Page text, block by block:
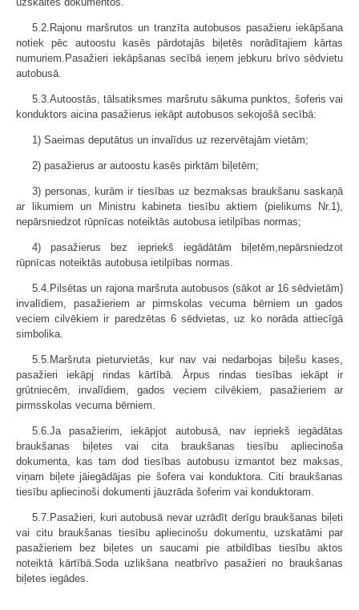
5.2.Rajonu maršrutos un tranzīta autobusos pasažieru iekāpšana
notiek pēc autoostu kasēs pārdotajās biļetēs norādītajiem kārtas
numuriem.Pasažieri iekāpšanas secībā ieņem jebkuru brīvo sēdvietu
autobusā.
5.3.Autoostās, tālsatiksmes maršrutu sākuma punktos, šoferis vai
konduktors aicina pasažierus iekāpt autobusos sekojošā secībā:
1) Saeimas deputātus un invalīdus uz rezervētajām vietām;
2) pasažierus ar autoostu kasēs pirktām biļetēm;
3) personas, kurām ir tiesības uz bezmaksas braukšanu saskaņā
ar likumiem un Ministru kabineta tiesību aktiem (pielikums Nr.1),
nepārsniedzot rūpnīcas noteiktās autobusa ietilpības normas;
4) pasažierus bez iepriekš iegādātām biļetēm,nepārsniedzot
rūpnīcas noteiktās autobusa ietilpības normas.
5.4.Pilsētas un rajona maršruta autobusos (sākot ar 16 sēdvietām)
invalīdiem, pasažieriem ar pirmskolas vecuma bērniem un gados
veciem cilvēkiem ir paredzētas 6 sēdvietas, uz ko norāda attiecīgā
simbolika.
5.5.Maršruta pieturvietās, kur nav vai nedarbojas biļešu kases,
pasažieri iekāpj rindas kārtībā. Ārpus rindas tiesības iekāpt ir
grūtniecēm, invalīdiem, gados veciem cilvēkiem, pasažieriem ar
pirmsskolas vecuma bērniem.
5.6.Ja pasažierim, iekāpjot autobusā, nav iepriekš iegādātas
braukšanas biļetes vai cita braukšanas tiesību apliecinoša
dokumenta, kas tam dod tiesības autobusu izmantot bez maksas,
viņam biļete jāiegādājas pie šofera vai konduktora. Citi braukšanas
tiesību apliecinoši dokumenti jāuzrāda šoferim vai konduktoram.
5.7.Pasažieri, kuri autobusā nevar uzrādīt derīgu braukšanas biļeti
vai citu braukšanas tiesību apliecinošu dokumentu, uzskatāmi par
pasažieriem bez biļetes un saucami pie atbildības tiesību aktos
noteiktā kārtībā.Soda uzlikšana neatbrīvo pasažieri no braukšanas
biļetes iegādes.